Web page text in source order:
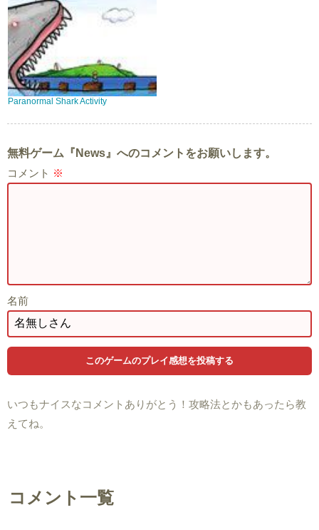
Paranormal Shark Activity
無料ゲーム『News』へのコメントをお願いします。
コメント ※
名前
いつもナイスなコメントありがとう！攻略法とかもあったら教
えてね。
コメント一覧